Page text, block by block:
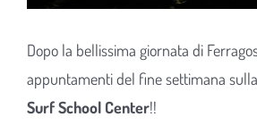
Dopo la bellissima giornata di
appuntamenti del fine settimana
Surf School Center!!